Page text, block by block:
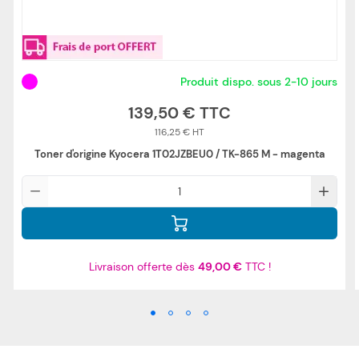
Produit dispo. sous 2-10 jours
139,50 €
116,25 €
Toner d'origine Kyocera 1T02JZBEU0 / TK-865 M - magenta
Livraison offerte dès 49,00 €TTC !